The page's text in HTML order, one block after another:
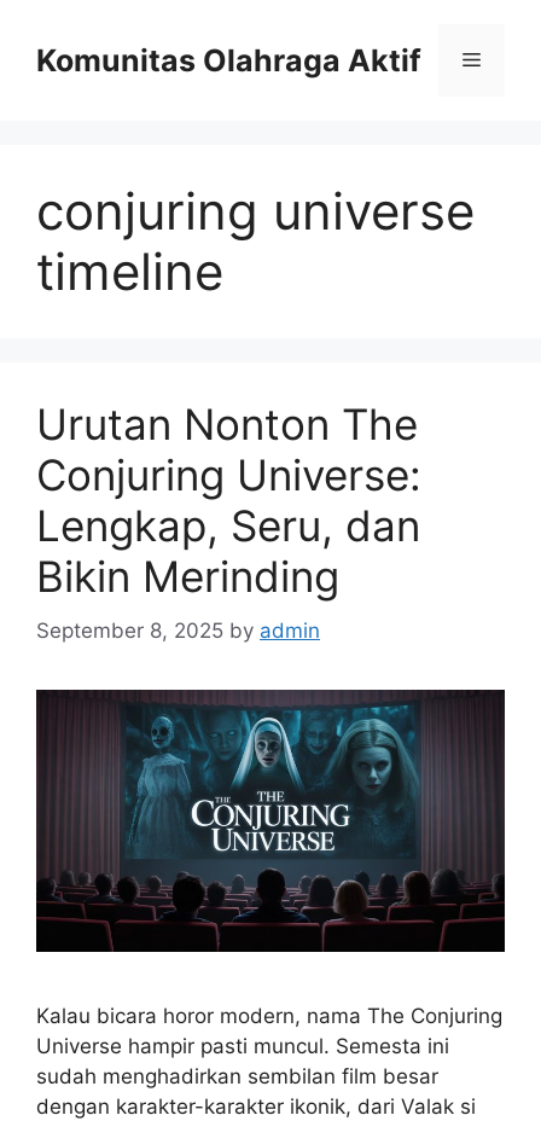
contentKomunitas Olahraga Aktif Menu
conjuring universe
timeline
Urutan Nonton The
Conjuring Universe:
Lengkap, Seru, dan
Bikin Merinding
September 8, 2025 by admin
Kalau bicara horor modern, nama The Conjuring
Universe hampir pasti muncul. Semesta ini
sudah menghadirkan sembilan film besar
dengan karakter-karakter ikonik, dari Valak si